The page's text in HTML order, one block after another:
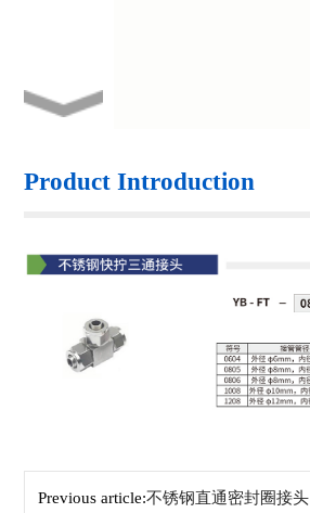
Product Introduction
Previous article:不锈钢直通密封圈接头